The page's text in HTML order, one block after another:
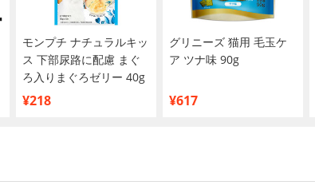
モンプチ ナチュラルキッ
ス 下部尿路に配慮 まぐ
ろ入りまぐろゼリー 40g
¥218
グリニーズ 猫用 毛玉ケ
ア ツナ味 90g
¥617